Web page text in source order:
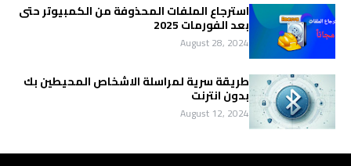
استرجاع الملفات المحذوفة من الكمبيوتر حتى
بعد الفورمات 2025
August 28, 2024
طريقة سرية لمراسلة الاشخاص المحيطين بك
بدون انترنت
August 12, 2024